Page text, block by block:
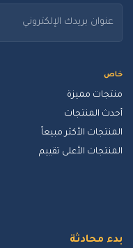
خاص
منتجات مميزة
أحدث المنتجات
المنتجات الأكثر مبيعاً
المنتجات الأعلى تقييم
بدء محادثة